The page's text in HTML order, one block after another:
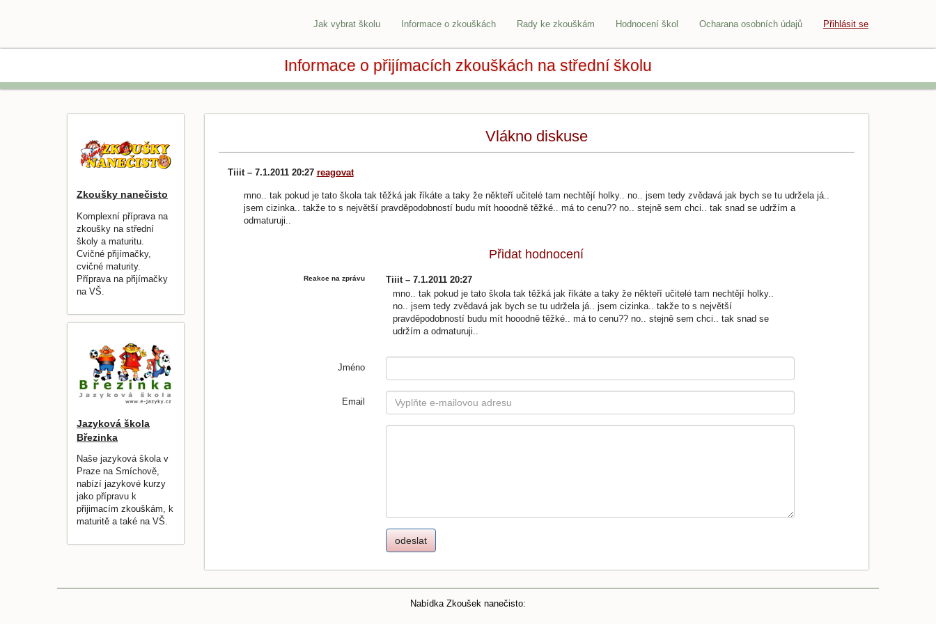
Přihlásit se
Jak vybrat školu Informace o zkouškách Rady ke zkouškám Hodnocení škol Ocharana osobních údajů
Informace o přijímacích zkouškách na střední školu
Zkoušky nanečisto
Komplexní příprava na
zkoušky na střední
školy a maturitu.
Cvičné přijímačky,
cvičné maturity.
Příprava na přijímačky
na VŠ.
Jazyková škola
Březinka
Naše jazyková škola v
Praze na Smíchově,
nabízí jazykové kurzy
jako přípravu k
přijimacím zkouškám, k
maturitě a také na VŠ.
Vlákno diskuse
Tiiit – 7.1.2011 20:27 reagovat
mno.. tak pokud je tato škola tak těžká jak říkáte a taky že někteří učitelé tam nechtějí holky.. no.. jsem tedy zvědavá jak bych se tu udržela já..
jsem cizinka.. takže to s největší pravděpodobností budu mít hooodně těžké.. má to cenu?? no.. stejně sem chci.. tak snad se udržím a
odmaturuji..
Přidat hodnocení
Reakce na zprávu
Tiiit – 7.1.2011 20:27
mno.. tak pokud je tato škola tak těžká jak říkáte a taky že někteří učitelé tam nechtějí holky..
no.. jsem tedy zvědavá jak bych se tu udržela já.. jsem cizinka.. takže to s největší
pravděpodobností budu mít hooodně těžké.. má to cenu?? no.. stejně sem chci.. tak snad se
udržím a odmaturuji..
Jméno
Email
Nabídka Zkoušek nanečisto: